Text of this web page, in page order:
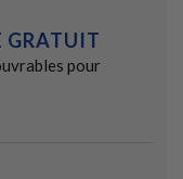
GRATUIT
pour